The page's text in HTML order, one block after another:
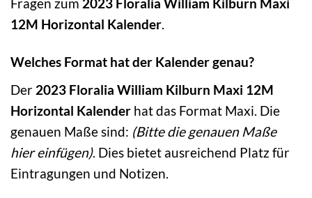
12M Horizontal Kalender
Welches Format hat der Kalender genau?
Der 2023 Floralia William Kilburn Maxi 12M
Horizontal Kalender hat das Format Maxi. Die
genauen Maße sind: (Bitte die genauen Maße
hier einfügen). Dies bietet ausreichend Platz für
Eintragungen und Notizen.